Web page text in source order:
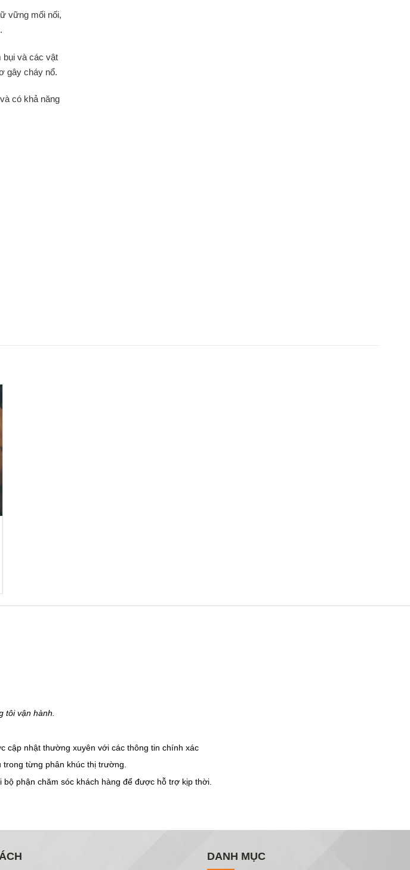
vững mối nối,
bụi và các vật
gây cháy nổ.
có khả năng
tôi vận hành.
cập nhật thường xuyên với các thông tin chính xác
từng phân khúc thị trường.
phận chăm sóc khách hàng để được hỗ trợ kịp thời.
DANH MỤC